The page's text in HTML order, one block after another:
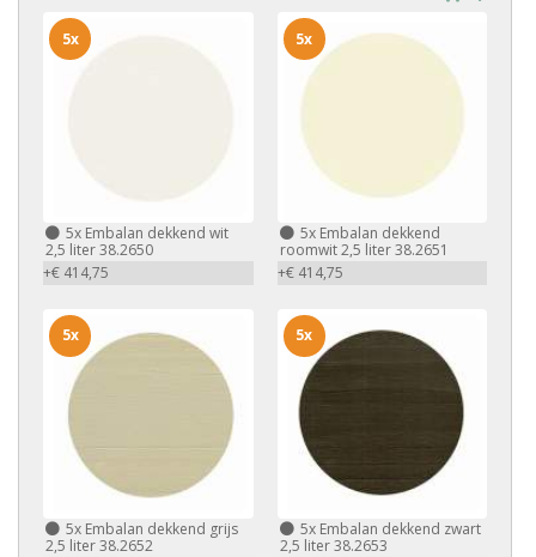
5x Embalan dekkend wit
2,5 liter 38.2650
+€ 414,75
5x
5xEmbalan dekkend
roomwit 2,5 liter 38.2651
+€ 414,75
5x
5x Embalan dekkend grijs
2,5 liter 38.2652
5x
5xEmbalan dekkend zwart
2,5 liter 38.2653
5x